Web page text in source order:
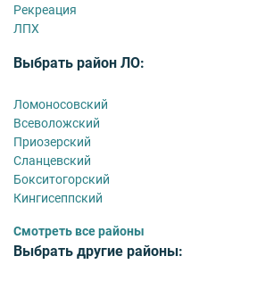
Рекреация
ЛПХ
Выбрать район ЛО:
Ломоносовский
Всеволожский
Приозерский
Сланцевский
Бокситогорский
Кингисеппский
Смотреть все районы
Выбрать другие районы: